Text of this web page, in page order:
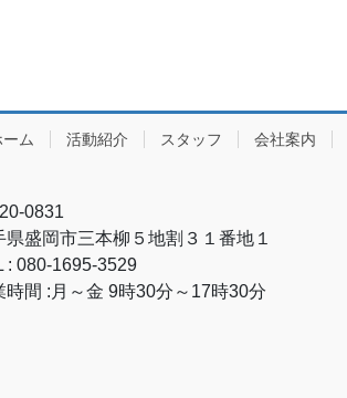
ーム 活動紹介 スタッフ 会社案内
0831
県盛岡市三本柳５地割３１番地１
: 080-1695-3529
時間 :月～金 9時30分～17時30分